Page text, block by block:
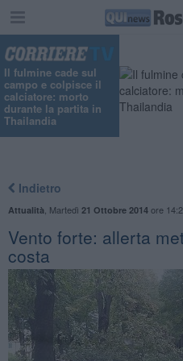
Il fulmine cade sul
campo e colpisce il
calciatore: morto
durante la partita in
Thailandia
Indietro
Attualità Martedì 21 Ottobre 2014ore
Vento forte: allerta
costa